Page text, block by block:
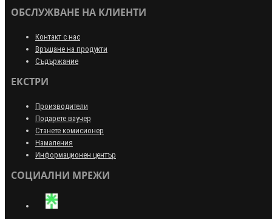
ОБСЛУЖВАНЕ НА КЛИЕНТИ
Контакт с нас
Връщане на продукти
Съдържание
ЕКСТРИ
Производители
Подарете ваучер
Станете комисионер
Намаления
Информационен център
СОЦИАЛНИ МРЕЖИ